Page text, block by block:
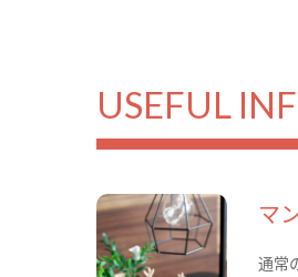
USEFUL
マ
通常